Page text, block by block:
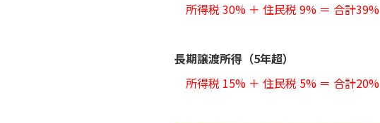
所得税 30% ＋ 住民税 9% ＝ 合計39%
長期譲渡所得（5年超）
所得税 15% ＋ 住民税 5% ＝ 合計20%